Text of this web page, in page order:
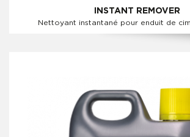
INSTANT REMOVER
Nettoyant instantané pour enduit de